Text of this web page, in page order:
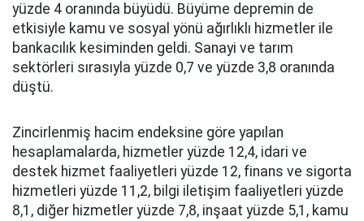
yüzde 4 oranında büyüdü. Büyüme depremin de
etkisiyle kamu ve sosyal yönü ağırlıklı hizmetler ile
bankacılık kesiminden geldi. Sanayi ve tarım
sektörleri sırasıyla yüzde 0,7 ve yüzde 3,8 oranında
düştü.
Zincirlenmiş hacim endeksine göre yapılan
hesaplamalarda, hizmetler yüzde 12,4, idari ve
destek hizmet faaliyetleri yüzde 12, finans ve sigorta
hizmetleri yüzde 11,2, bilgi iletişim faaliyetleri yüzde
8,1, diğer hizmetler yüzde 7,8, inşaat yüzde 5,1, kamu